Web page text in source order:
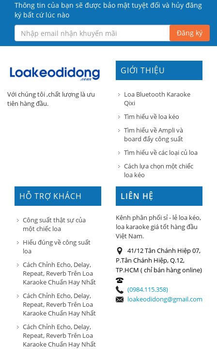
Thông tin của bạn sẽ được bảo mật tuyệt đối và hủy đăng
ký bất cứ lúc nào
Đăng ký
Với chúng tôi ,chất lượng là ưu
tiên hàng đầu.
GIỚI THIỆU
Loa Bluetooth Karaoke
Qixi
Tìm hiểu về loa kéo
Tìm hiểu về Ampli và
board đẩy công suất
Tìm hiểu về các loại củ loa
Cách lựa chọn một chiếc
loa kéo
HỖ TRỢ KHÁCH
HÀNG
Công suất thật sự của
một chiếc loa
Hiểu đúng về công suất
loa
Cách Chỉnh Echo, Delay,
Repeat, Reverb Trên Loa
Karaoke Chuẩn Hay Nhất
Cách Chỉnh Echo, Delay,
Repeat, Reverb Trên Loa
Karaoke Chuẩn Hay Nhất
Cách Chỉnh Echo, Delay,
Repeat, Reverb Trên Loa
Karaoke Chuẩn Hay Nhất
LIÊN HỆ
Kênh phân phối sỉ - lẻ loa kéo,
loa karaoke giá tốt hàng đầu
Việt Nam.
41/12 Tân Chánh Hiệp 07,
P.Tân Chánh Hiệp, Q.12,
TP.HCM ( chỉ bán hàng online)
(0984.115.358)
loakeodidong@gmail.com